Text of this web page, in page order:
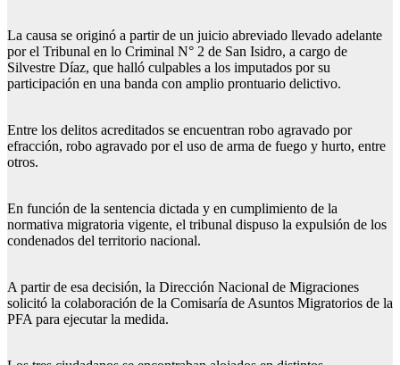
La causa se originó a partir de un juicio abreviado llevado adelante
por el Tribunal en lo Criminal N° 2 de San Isidro, a cargo de
Silvestre Díaz, que halló culpables a los imputados por su
participación en una banda con amplio prontuario delictivo.
Entre los delitos acreditados se encuentran robo agravado por
efracción, robo agravado por el uso de arma de fuego y hurto, entre
otros.
En función de la sentencia dictada y en cumplimiento de la
normativa migratoria vigente, el tribunal dispuso la expulsión de los
condenados del territorio nacional.
A partir de esa decisión, la Dirección Nacional de Migraciones
solicitó la colaboración de la Comisaría de Asuntos Migratorios de la
PFA para ejecutar la medida.